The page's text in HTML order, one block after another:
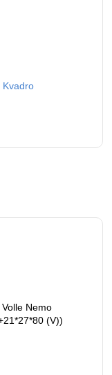
Kvadro
Nemo
(V))